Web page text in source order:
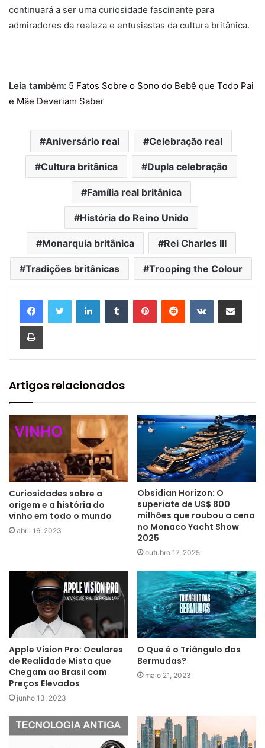
continuará a ser uma curiosidade fascinante para
admiradores da realeza e entusiastas da cultura britânica.
Leia também: 5 Fatos Sobre o Sono do Bebê que Todo Pai
e Mãe Deveriam Saber
Aniversário real Celebração real
Cultura britânica Dupla celebração
Família real britânica
História do Reino Unido
Monarquia britânica Rei Charles III
Tradições britânicas Trooping the Colour
Artigos relacionados
Curiosidades sobre a
origem e a história do
vinho em todo o mundo
abril 16, 2023
Obsidian Horizon: O
superiate de US$ 800
milhões que roubou a cena
no Monaco Yacht Show
2025
outubro 17, 2025
Apple Vision Pro: Oculares
de Realidade Mista que
Chegam ao Brasil com
Preços Elevados
junho 13, 2023
O Que é o Triângulo das
Bermudas?
maio 21, 2023